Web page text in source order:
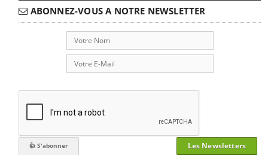
ABONNEZ-VOUS A NOTRE NEWSLETTER
Les Newsletters